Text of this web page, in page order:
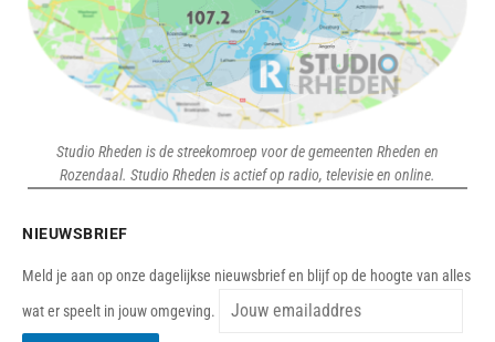
Studio Rheden is de streekomroep voor de gemeenten Rheden en
Rozendaal. Studio Rheden is actief op radio, televisie en online.
NIEUWSBRIEF
Meld je aan op onze dagelijkse nieuwsbrief en blijf op de hoogte van alles
wat er speelt in jouw omgeving.